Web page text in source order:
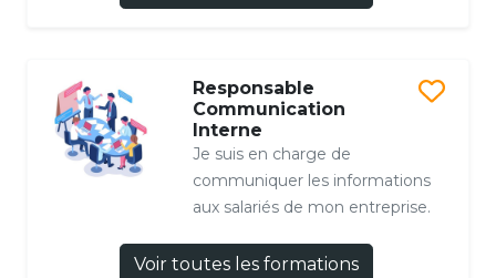
Responsable
Communication
Interne
Je suis en charge de
communiquer les informations
aux salariés de mon entreprise.
Voir toutes les formations